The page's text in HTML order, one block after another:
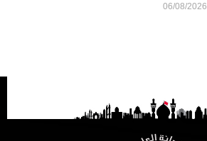
06/08/2026